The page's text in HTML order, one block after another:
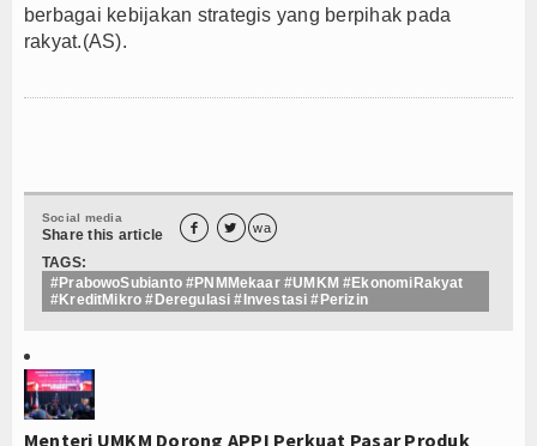
berbagai kebijakan strategis yang berpihak pada
rakyat.(AS).
Social media
Share this article   wa
TAGS:
#PrabowoSubianto #PNMMekaar #UMKM #EkonomiRakyat
#KreditMikro #Deregulasi #Investasi #Perizin
Menteri UMKM Dorong APPI Perkuat Pasar Produk